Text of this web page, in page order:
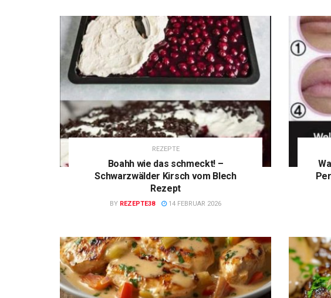
REZEPTE
Boahh wie das schmeckt! –
Schwarzwälder Kirsch vom Blech
Rezept
BY REZEPTE38 14 FEBRUAR 2026